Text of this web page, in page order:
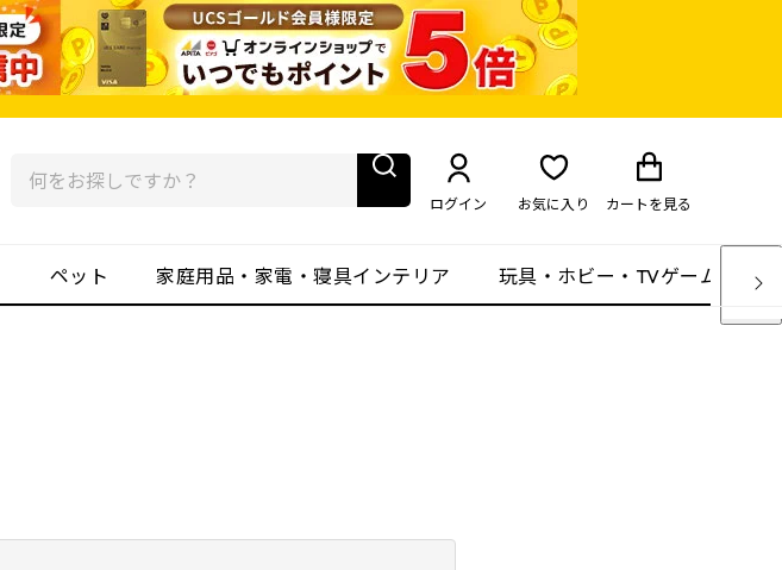
ログイン お気に入り カート を見る
ペット 家庭用品・家電・寝具インテリア 玩具・ホビー・TVゲーム